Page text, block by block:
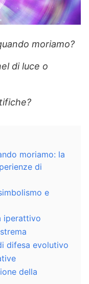
moriamo?
di luce o
moriamo: la
di
e
iperattivo
difesa evolutivo
della